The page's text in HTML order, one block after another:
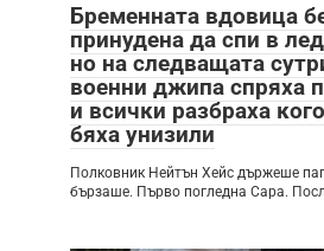
Бременната вдовица
принудена да спи в
но на следващата
военни джипа спряха
и всички разбраха
бяха унизили
Полковник Нейтън Хейс държеше
бързаше. Първо погледна Сара.